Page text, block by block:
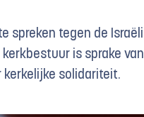
spreken tegen de
is sprake
solidariteit.